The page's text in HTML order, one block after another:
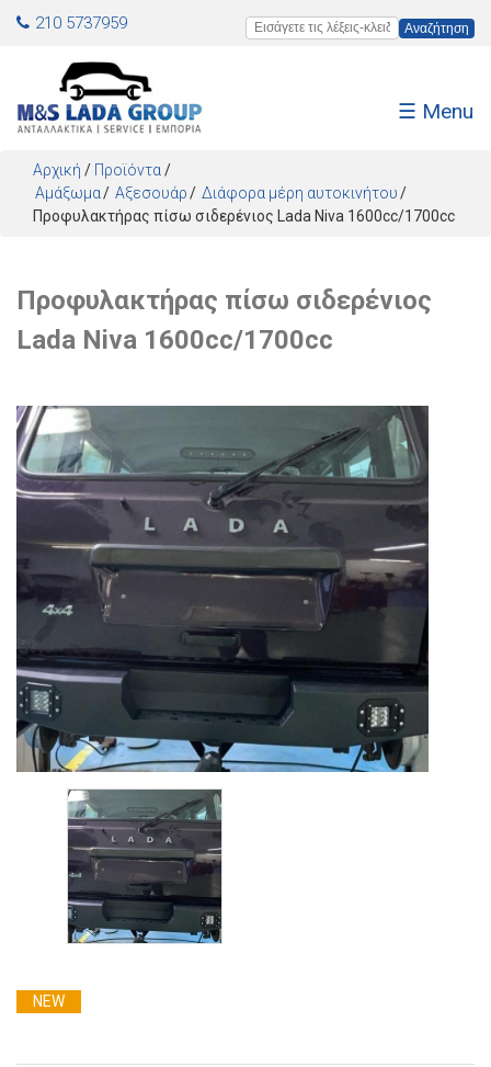
Jump to navigation
210 5737959 Εισάγετε τις λέξεις-κλειδιά
☰ Menu
Αρχική / Προϊόντα /
Αμάξωμα
Αξεσουάρ
Διάφορα μέρη αυτοκινήτου
Προφυλακτήρας πίσω σιδερένιος Lada Niva 1600cc/1700cc
Προφυλακτήρας πίσω σιδερένιος
Lada Niva 1600cc/1700cc
NEW